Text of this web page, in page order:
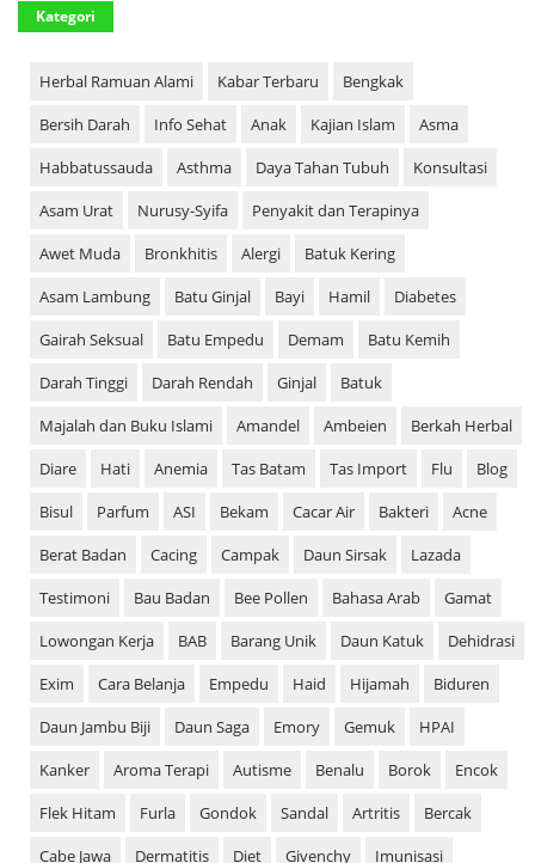
Kategori
Herbal Ramuan Alami Kabar Terbaru
Bengkak
Bersih Darah
Info Sehat Anak Kajian Islam
Asma
Habbatussauda
Asthma Daya Tahan Tubuh
Konsultasi
Asam Urat
Nurusy-Syifa
Penyakit dan Terapinya
Awet Muda
Bronkhitis Alergi
Batuk Kering
Asam Lambung
Batu Ginjal Bayi Hamil
Diabetes
Gairah Seksual
Batu Empedu Demam
Batu Kemih
Darah Tinggi
Darah Rendah Ginjal
Batuk
Majalah dan Buku Islami
Amandel Ambeien
Berkah Herbal
Diare
Hati Anemia Tas Batam Tas Import Flu
Blog
Bisul
Parfum ASI Bekam Cacar Air Bakteri
Acne
Berat Badan
Cacing Campak Daun Sirsak
Lazada
Testimoni
Bau Badan Bee Pollen Bahasa Arab
Gamat
Lowongan Kerja
BAB Barang Unik Daun Katuk
Dehidrasi
Exim
Cara Belanja Empedu Haid Hijamah
Biduren
Daun Jambu Biji
Daun Saga Emory Gemuk
HPAI
Kanker
Aroma Terapi Autisme Benalu Borok
Encok
Flek Hitam
Furla Gondok Sandal Artritis
Bercak
Cabe Jawa
Dermatitis Diet Givenchy Imunisasi